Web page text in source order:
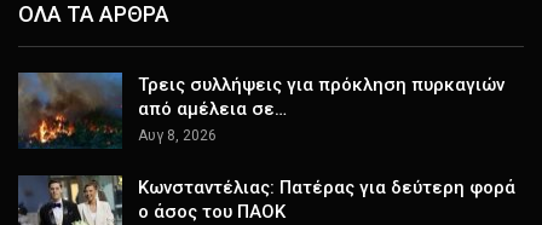
ΟΛΑ ΤΑ ΑΡΘΡΑ
Τρεις συλλήψεις για πρόκληση πυρκαγιών
από αμέλεια σε…
Αυγ 8, 2026
Κωνσταντέλιας: Πατέρας για δεύτερη φορά
ο άσος του ΠΑΟΚ